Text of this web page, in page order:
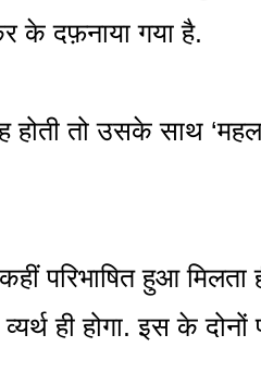
के दफ़नाया गया है.
तो उसके साथ
परिभाषित हुआ
ही होगा. इस के दोनों